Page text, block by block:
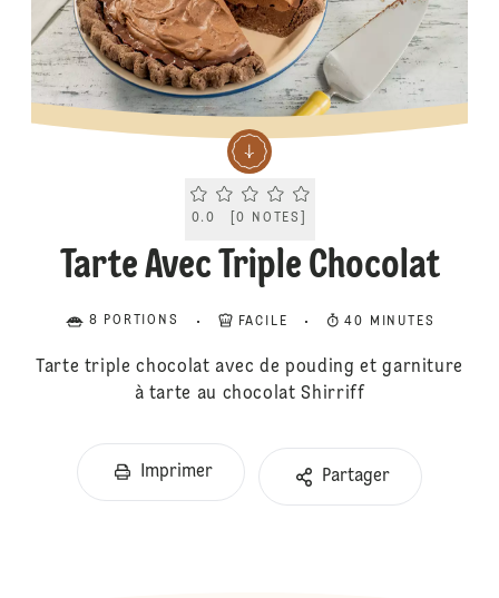
Current rating 0.0. Click to rate.
0.0 [0 NOTES
Tarte Avec Triple Chocolat
8 PORTIONS FACILE 40 MINUTES
Tarte triple chocolat avec de pouding et garniture
à tarte au chocolat Shirriff
Imprimer Partager